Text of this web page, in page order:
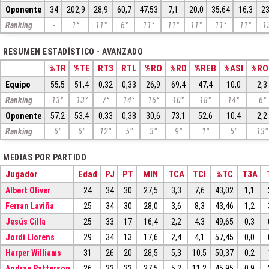
Oponente
34 202,9 28,9 60,7 47,53 7,1 20,0 35,64 16,3
Ranking
- 1° 11° 6° 11° 11° 11° 11° 11°
RESUMEN ESTADÍSTICO - AVANZADO
%TR %TE RT3 RTL %RO %RD %REB %ASI
Equipo 55,5 51,4 0,32 0,33 26,9 69,4 47,4 10,0
2,3
Ranking
13° 13° 7° 14° 16° 10° 18° 14°
6°
Oponente
57,2 53,4 0,33 0,38 30,6 73,1 52,6 10,4
2,2
Ranking
6° 6° 12° 5° 3° 9° 1° 5° 13°
MEDIAS POR PARTIDO
Jugador Edad PJ PT MIN TCA TCI %TC T3A
Albert Oliver 24 34 30 27,5 3,3 7,6 43,02 1,1
Ferran Laviña
25 34 30 28,0 3,6 8,3 43,46 1,2
Jesús Cilla
25 33 17 16,4 2,2 4,3 49,65 0,3
Jordi Llorens
29 34 13 17,6 2,4 4,1 57,45 0,0
Harper Williams
31 26 20 28,5 5,3 10,5 50,37 0,2